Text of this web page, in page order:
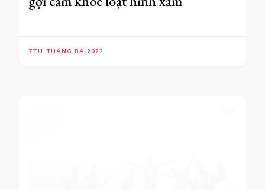
7TH THÁNG BA 2022